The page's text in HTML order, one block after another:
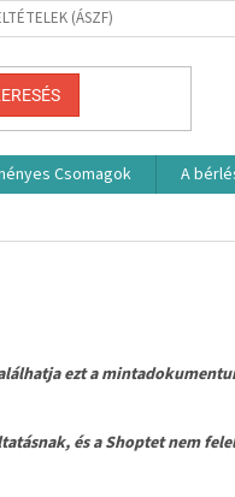
(ÁSZF)
Csomagok
A
ezt a
és a Shoptet nem